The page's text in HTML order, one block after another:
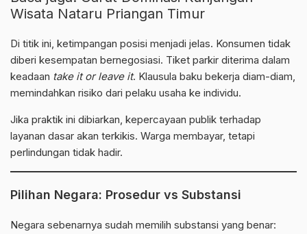
Wisata Nataru Priangan Timur
Di titik ini, ketimpangan posisi menjadi jelas. Konsumen tidak
diberi kesempatan bernegosiasi. Tiket parkir diterima dalam
keadaan take it or leave it. Klausula baku bekerja diam-diam,
memindahkan risiko dari pelaku usaha ke individu.
Jika praktik ini dibiarkan, kepercayaan publik terhadap
layanan dasar akan terkikis. Warga membayar, tetapi
perlindungan tidak hadir.
Pilihan Negara: Prosedur vs Substansi
Negara sebenarnya sudah memilih substansi yang benar: